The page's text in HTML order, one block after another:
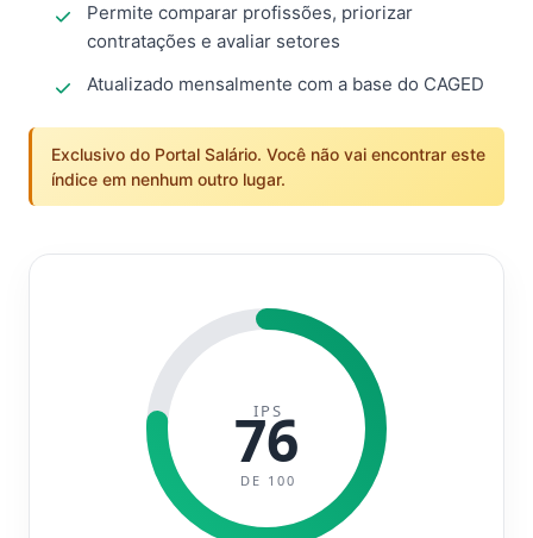
Permite comparar profissões, priorizar
contratações e avaliar setores
Atualizado mensalmente com a base do CAGED
Exclusivo do Portal Salário. Você não vai encontrar este
índice em nenhum outro lugar.
IPS
76
DE 100